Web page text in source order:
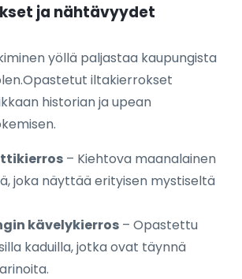
ja nähtävyydet
yöllä paljastaa kaupungista
iltakierrokset
historian ja upean
– Kiehtova maanalainen
joka näyttää erityisen mystiseltä
kävelykierros – Opastettu
kaduilla, jotka ovat täynnä